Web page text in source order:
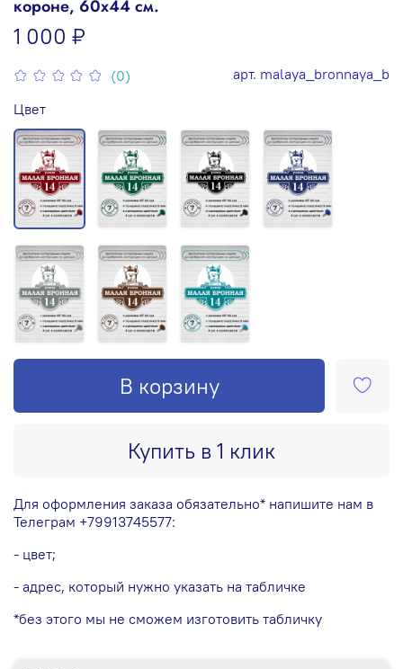
(0) арт. malaya_bronnaya_b
короне, 60х44 см.
1 000 ₽
В корзину
Купить в 1 клик
Цвет
Для оформления заказа обязательно* напишите нам в
Телеграм +79913745577:
- цвет;
- адрес, который нужно указать на табличке
*без этого мы не сможем изготовить табличку